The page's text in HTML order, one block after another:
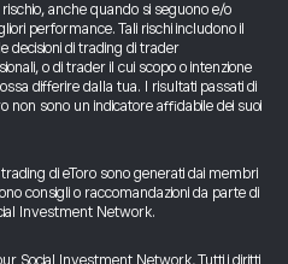
anche quando si seguono e/o
performance. Tali rischi includono il
decisioni di trading di trader
o di trader il cui scopo o intenzione
differire dalla tua. I risultati passati di
non sono un indicatore affidabile dei suoi
di eToro sono generati dai membri
consigli o raccomandazioni da parte di
Investment Network.
Social Investment Network, Tutti i diritti